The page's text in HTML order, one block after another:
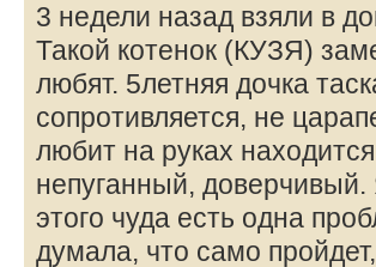
3 недели назад взяли в
Такой котенок (КУЗЯ)
любят. 5летняя дочка
сопротивляется, не
любит на руках
непуганный, доверчивый.
этого чуда есть одна
думала, что само